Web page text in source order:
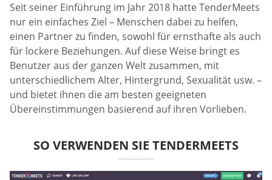
Seit seiner Einführung im Jahr 2018 hatte TenderMeets
nur ein einfaches Ziel – Menschen dabei zu helfen,
einen Partner zu finden, sowohl für ernsthafte als auch
für lockere Beziehungen. Auf diese Weise bringt es
Benutzer aus der ganzen Welt zusammen, mit
unterschiedlichem Alter, Hintergrund, Sexualität usw. –
und bietet ihnen die am besten geeigneten
Übereinstimmungen basierend auf ihren Vorlieben.
SO VERWENDEN SIE TENDERMEETS